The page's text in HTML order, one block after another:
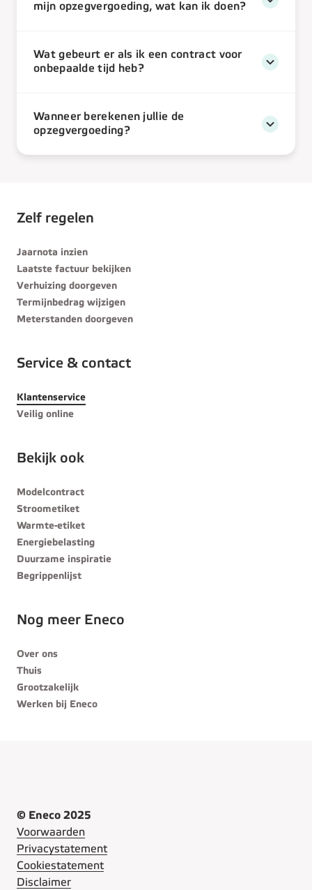
mijn opzegvergoeding, wat kan ik doen?
Wat gebeurt er als ik een contract voor
onbepaalde tijd heb?
Wanneer berekenen jullie de
opzegvergoeding?
Zelf regelen
Jaarnota inzien
Laatste factuur bekijken
Verhuizing doorgeven
Termijnbedrag wijzigen
Meterstanden doorgeven
Service & contact
Klantenservice
Veilig online
Bekijk ook
Modelcontract
Stroometiket
Warmte-etiket
Energiebelasting
Duurzame inspiratie
Begrippenlijst
Nog meer Eneco
Over ons
Thuis
Grootzakelijk
Werken bij Eneco
© Eneco 2025
Voorwaarden
Privacystatement
Cookiestatement
Disclaimer